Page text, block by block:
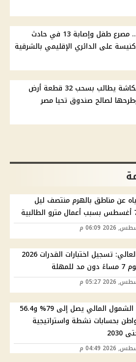
بالأسماء.. مصرع طفل وإصابة 13 في حادث
على الدائري الإقليمي بالشرقية
توفيق عكاشة يطالب بسحب 32 قطعة أرض
لصالح صندوق تحيا مصر
عن مناطق بالهرم منتصف ليل
التعليم العالي: تسجيل اختبارات القدرات 2026
المركزي: الشمول المالي يصل إلى 79% و56.4
بحسابات نشطة واستراتيجية